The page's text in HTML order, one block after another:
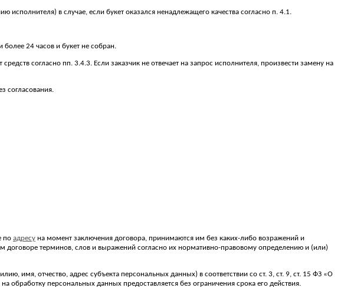
исполнителя) в случае, если букет оказался ненадлежащего качества согласно п. 4.1.
24 часов и букет не собран.
согласно пп. 3.4.3. Если заказчик не отвечает на запрос исполнителя, произвести замену на
согласования.
по адресу на момент заключения договора, принимаются им без каких-либо возражений и
договоре терминов, слов и выражений согласно их нормативно-правовому определению и (или)
имя, отчество, адрес субъекта персональных данных) в соответствии со ст. 3, ст. 9, ст. 15 ФЗ «О
персональных данных предоставляется без ограничения срока его действия.